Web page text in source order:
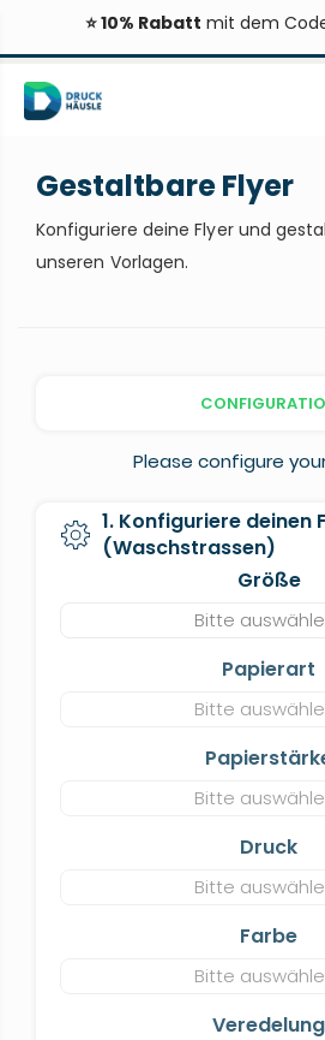
⭐ 10% Rabatt mit dem Code
Inhalt
springen
Gestaltbare Flyer
Konfiguriere deine Flyer und
unseren Vorlagen.
Please configure
1. Konfiguriere deinen
(Waschstrassen)
Größe
Bitte
Papierart
Bitte
Bitte
Druck
Bitte
Farbe
Bitte
Veredelung